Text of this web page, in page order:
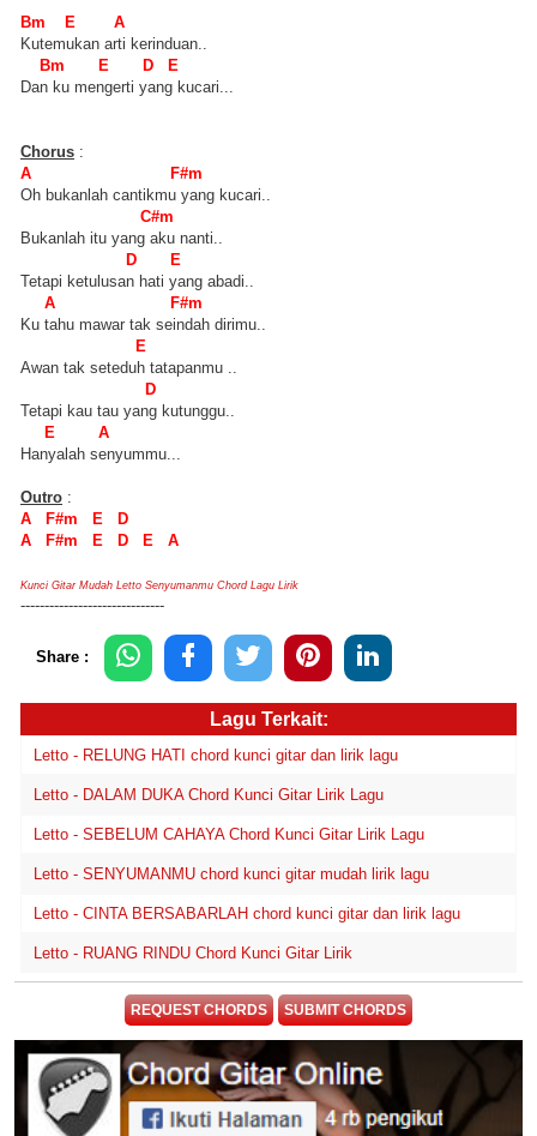
Bm E A
Kutemukan arti kerinduan..
Bm E D E
Dan ku mengerti yang kucari...
Chorus :
A F#m
Oh bukanlah cantikmu yang kucari..
C#m
Bukanlah itu yang aku nanti..
D E
Tetapi ketulusan hati yang abadi..
A F#m
Ku tahu mawar tak seindah dirimu..
E
Awan tak seteduh tatapanmu ..
D
Tetapi kau tau yang kutunggu..
E A
Hanyalah senyummu...
Outro :
A F#m E D
A F#m E D E A
Kunci Gitar Mudah Letto Senyumanmu Chord Lagu Lirik
------------------------------
Share :
Lagu Terkait:
Letto - RELUNG HATI chord kunci gitar dan lirik lagu
Letto - DALAM DUKA Chord Kunci Gitar Lirik Lagu
Letto - SEBELUM CAHAYA Chord Kunci Gitar Lirik Lagu
Letto - SENYUMANMU chord kunci gitar mudah lirik lagu
Letto - CINTA BERSABARLAH chord kunci gitar dan lirik lagu
Letto - RUANG RINDU Chord Kunci Gitar Lirik
REQUEST CHORDS SUBMIT CHORDS